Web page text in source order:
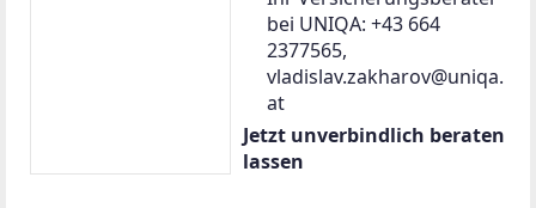
bei UNIQA: +43 664
2377565,
vladislav.zakharov@uniqa.
at
Jetzt unverbindlich beraten
lassen